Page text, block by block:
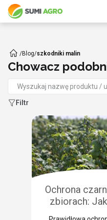
/Blog/szkodniki malin
Chowacz
Filtr
Ochrona
zbiorach:
plantację